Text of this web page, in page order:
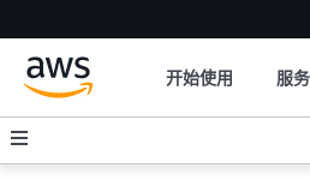
开始使用 服